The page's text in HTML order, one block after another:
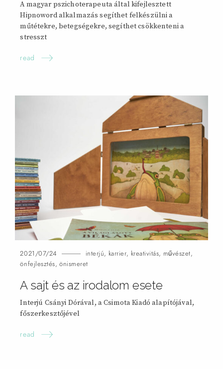
A magyar pszichoterapeuta által kifejlesztett
Hipnoword alkalmazás segíthet felkészülni a
műtétekre, betegségekre, segíthet csökkenteni a
stresszt
read
2021/07/24 interjú, karrier, kreativitás, művészet,
önfejlesztés,önismeret
A sajt és az irodalom esete
Interjú Csányi Dórával, a Csimota Kiadó alapítójával,
főszerkesztőjével
read